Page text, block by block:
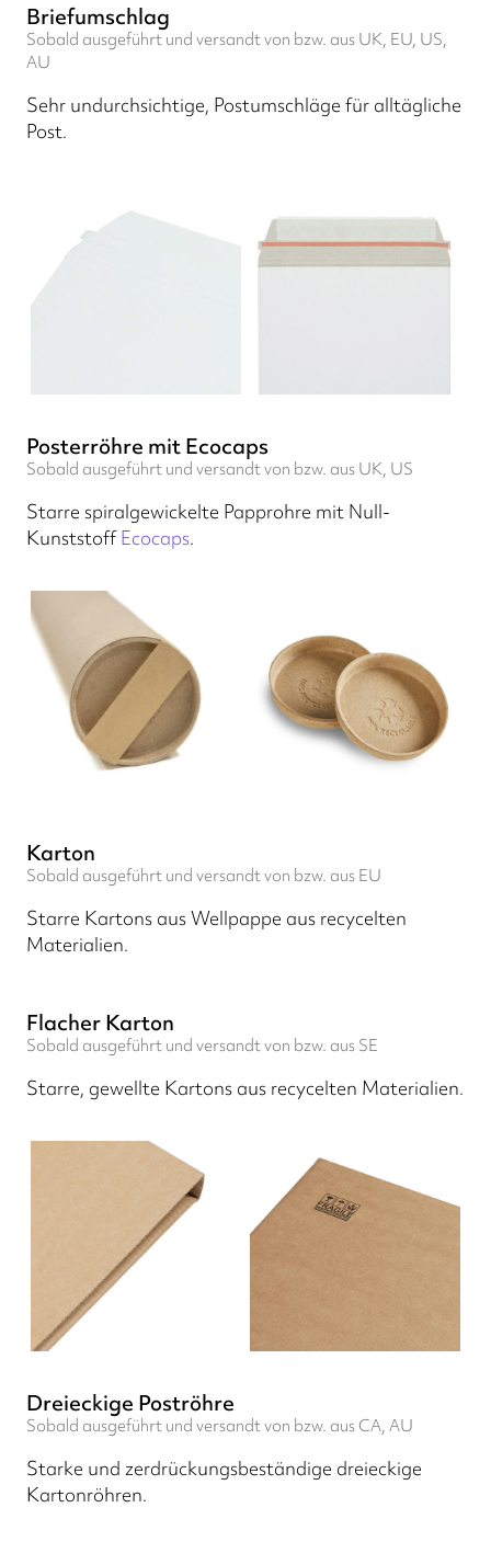
Briefumschlag
Sobald ausgeführt und versandt von bzw. aus UK, EU, US,
AU
Sehr undurchsichtige, Postumschläge für alltägliche
Post.
Posterröhre mit Ecocaps
Sobald ausgeführt und versandt von bzw. aus UK, US
Starre spiralgewickelte Papprohre mit Null-
KunststoffEcocaps.
Karton
Sobald ausgeführt und versandt von bzw. aus EU
Starre Kartons aus Wellpappe aus recycelten
Materialien.
Flacher Karton
Sobald ausgeführt und versandt von bzw. aus SE
Starre, gewellte Kartons aus recycelten Materialien.
Dreieckige Poströhre
Sobald ausgeführt und versandt von bzw. aus CA, AU
Starke und zerdrückungsbeständige dreieckige
Kartonröhren.